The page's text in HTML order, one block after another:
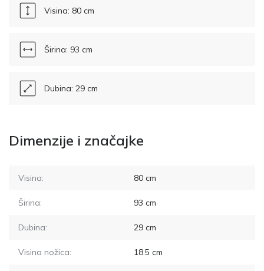
Visina: 80 cm
Širina: 93 cm
Dubina: 29 cm
Dimenzije i značajke
Visina: 80cm
Širina: 93 cm
Dubina: 29cm
Visina nožica: 18.5 cm